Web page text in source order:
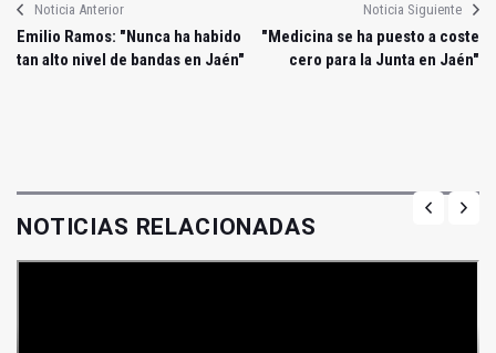
Noticia Anterior
Emilio Ramos: "Nunca ha habido
tan alto nivel de bandas en Jaén"
Noticia Siguiente
"Medicina se ha puesto a coste
cero para la Junta en Jaén"
NOTICIAS RELACIONADAS